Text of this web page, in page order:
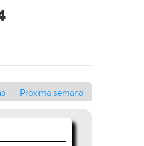
Próxima semana